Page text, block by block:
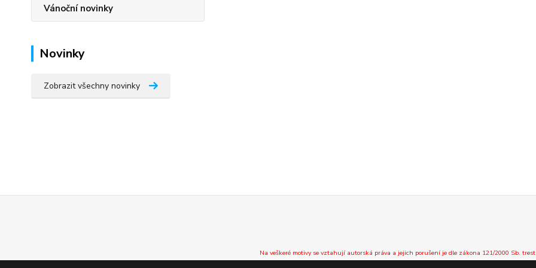
Vánoční novinky
Novinky
Zobrazit všechny novinky
Na veškeré motivy se vztahují autorská práva a jejich porušení je dle zákona 121/2000 Sb.